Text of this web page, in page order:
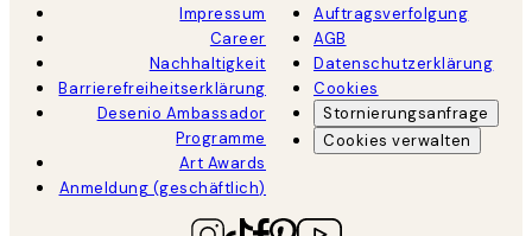
Impressum
Career
Nachhaltigkeit
Barrierefreiheitserklärung
Desenio Ambassador
Programme
Art Awards
Anmeldung (geschäftlich)
Auftragsverfolgung
AGB
Datenschutzerklärung
Cookies
Stornierungsanfrage
Cookies verwalten